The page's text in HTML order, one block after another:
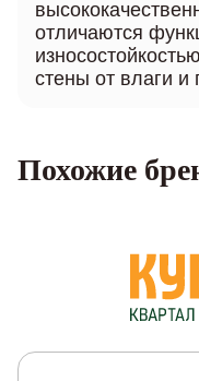
отличаются
стены от влаги и
Похожие